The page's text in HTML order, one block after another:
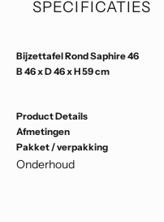
SPECIFICATIES
Bijzettafel Rond Saphire 46
B 46 x D 46 x H 59 cm
Product Details
Afmetingen
Pakket / verpakking
Onderhoud